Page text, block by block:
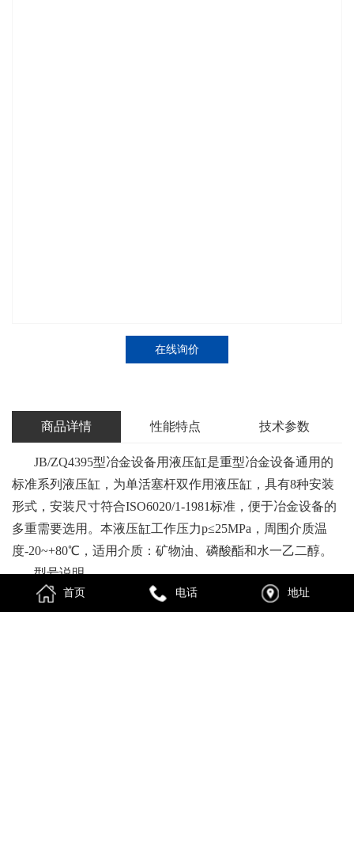
在线询价
商品详情 性能特点 技术参数
JB/ZQ4395型冶金设备用液压缸是重型冶金设备通用的
标准系列液压缸，为单活塞杆双作用液压缸，具有8种安装
形式，安装尺寸符合ISO6020/1-1981标准，便于冶金设备的
多重需要选用。本液压缸工作压力p≤25MPa，周围介质温
度-20~+80℃，适用介质：矿物油、磷酸酯和水一乙二醇。
型号说明
首页 电话 地址